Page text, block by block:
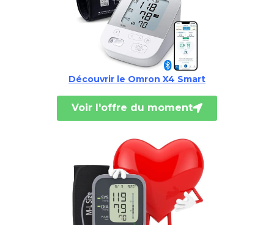
Découvrir le Omron X4 Smart
Voir l'offre du moment